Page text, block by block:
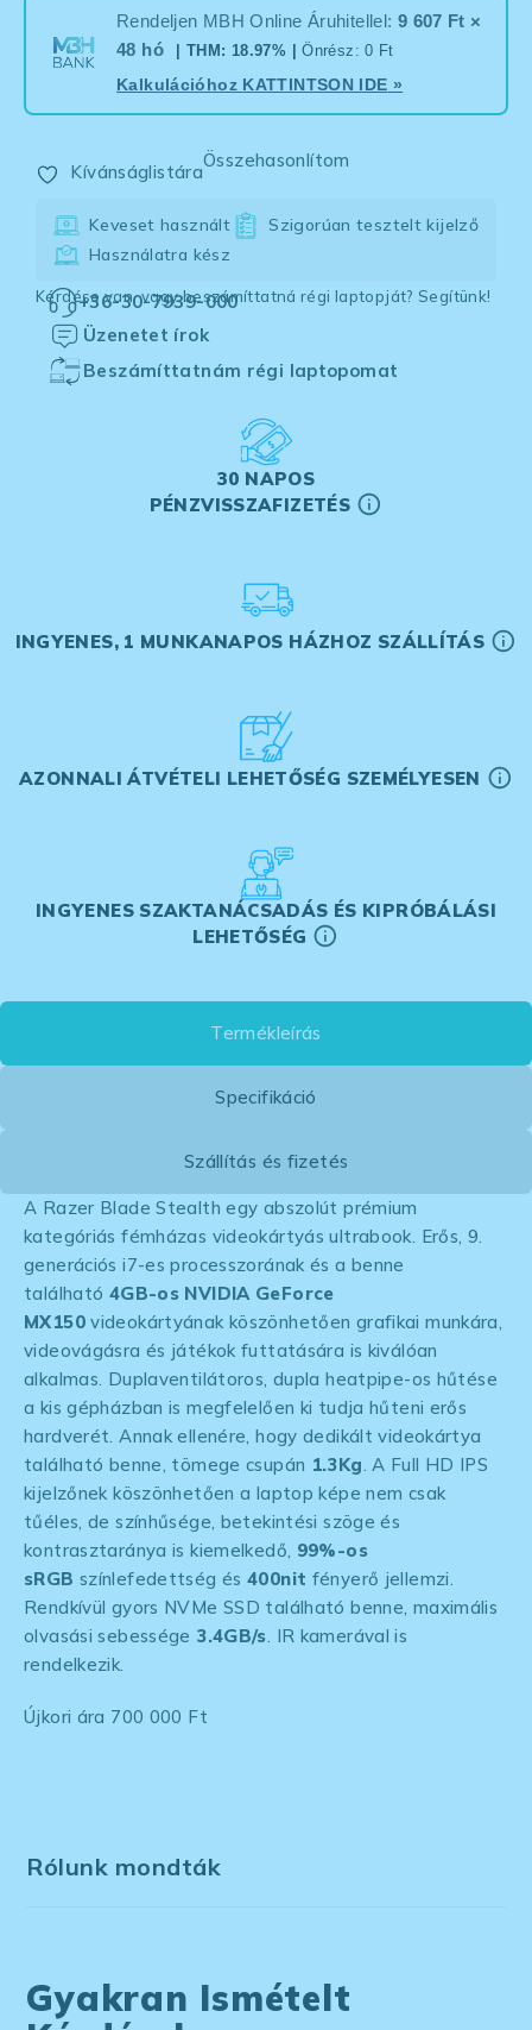
Rendeljen MBH Online Áruhitellel: 9 607 Ft ×
48 hó
| THM: 18.97% |Önrész: 0 Ft
Kalkulációhoz KATTINTSON IDE »
Kívánságlistára
Összehasonlítom
Keveset használt
Szigorúan tesztelt kijelző
Használatra kész
Kérdése van, vagy beszámíttatná régi laptopját? Segítünk!
+36-30-7939-000
Üzenetet írok
Beszámíttatnám régi laptopomat
30 NAPOS
PÉNZVISSZAFIZETÉS
INGYENES, 1 MUNKANAPOS HÁZHOZ SZÁLLÍTÁS
AZONNALI ÁTVÉTELI LEHETŐSÉG SZEMÉLYESEN
INGYENES SZAKTANÁCSADÁS ÉS KIPRÓBÁLÁSI
LEHETŐSÉG
Termékleírás
Specifikáció
Szállítás és fizetés
A Razer Blade Stealth egy abszolút prémium
kategóriás fémházas videokártyás ultrabook. Erős, 9.
generációs i7-es processzorának és a benne
található 4GB-os NVIDIA GeForce
MX150videokártyának köszönhetően grafikai munkára,
videovágásra és játékok futtatására is kiválóan
alkalmas. Duplaventilátoros, dupla heatpipe-os hűtése
a kis gépházban is megfelelően ki tudja hűteni erős
hardverét. Annak ellenére, hogy dedikált videokártya
található benne, tömege csupán 1.3Kg . A Full HD IPS
kijelzőnek köszönhetően a laptop képe nem csak
tűéles, de színhűsége, betekintési szöge és
kontrasztaránya is kiemelkedő, 99%-os
sRGB színlefedettség és 400nit fényerő jellemzi.
Rendkívül gyors NVMe SSD található benne, maximális
olvasási sebessége 3.4GB/s . IR kamerával is
rendelkezik.
Újkori ára 700 000 Ft
Rólunk mondták
Gyakran Ismételt